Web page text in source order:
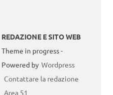
REDAZIONE E SITO WEB
Theme in progress -
Powered by Wordpress
Contattare la redazione
Area 51